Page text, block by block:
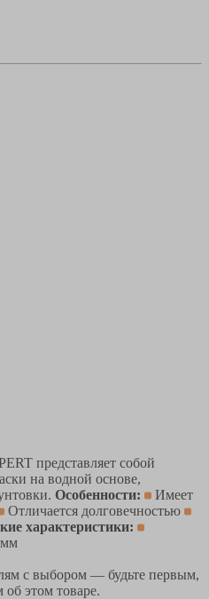
представляет собой
на водной основе,
Особенности:
Имеет
Отличается долговечностью
характеристики:
с выбором — будьте первым,
этом товаре.